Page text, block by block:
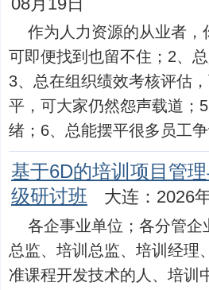
作为人力资源的从业者
可即便找到也留不住；2、
3、总在组织绩效考核评估
平，可大家仍然怨声载道；
绪；6、总能摆平很多员工
基于6D的培训项目管
级研讨班
大连：2026
各企事业单位；各分管
总监、培训总监、培训经理
准课程开发技术的人、培训